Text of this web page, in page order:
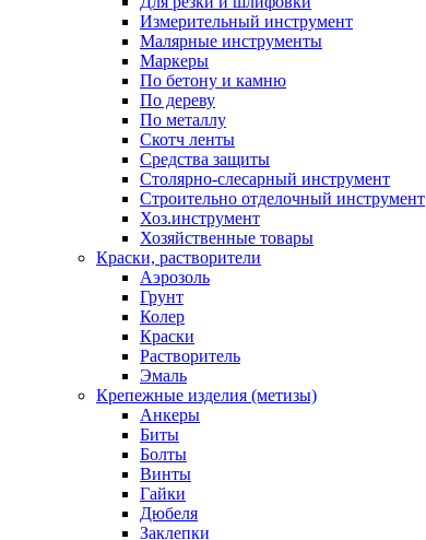
Измерительный инструмент
Малярные инструменты
Маркеры
По бетону и камню
По дереву
По металлу
Скотч ленты
Средства защиты
Столярно-слесарный инструмент
Строительно отделочный инструмент
Хоз.инструмент
Хозяйственные товары
Краски, растворители
Аэрозоль
Грунт
Колер
Краски
Растворитель
Эмаль
Крепежные изделия (метизы)
Анкеры
Биты
Болты
Винты
Гайки
Дюбеля
Заклепки